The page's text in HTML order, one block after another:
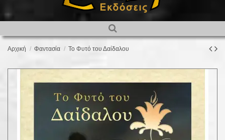
Αρχική Φαντασία Το Φυτό του Δαίδαλου